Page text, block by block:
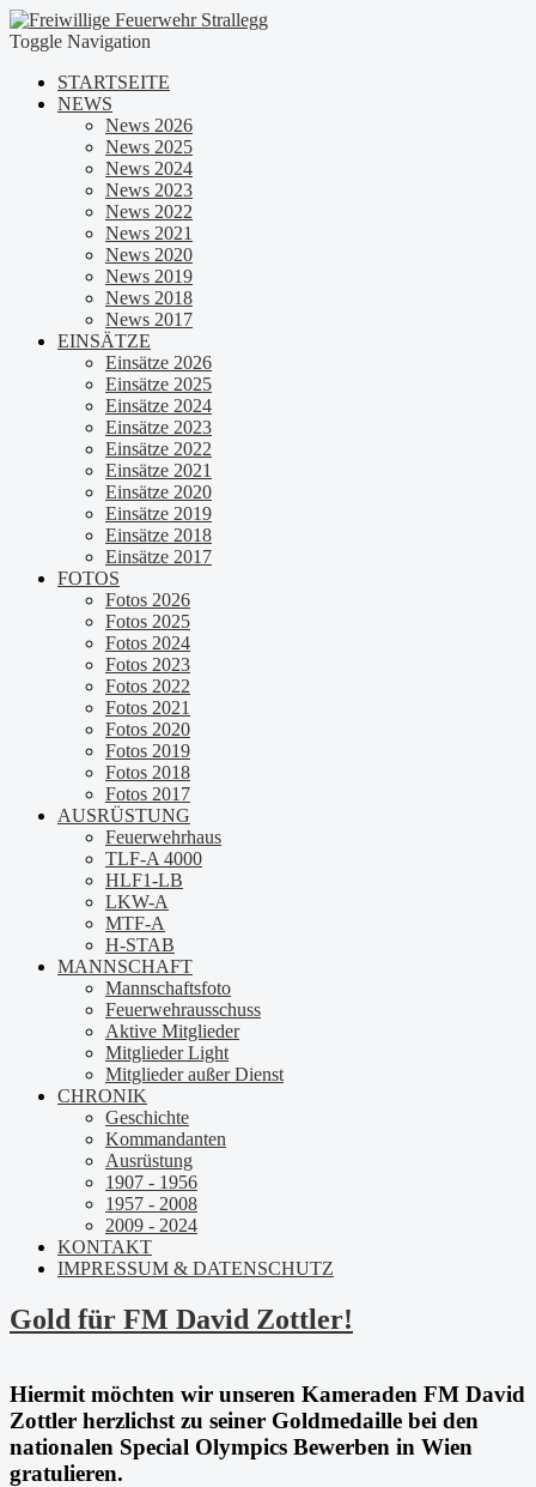
Toggle Navigation
STARTSEITE
NEWS
News 2026
News 2025
News 2024
News 2023
News 2022
News 2021
News 2020
News 2019
News 2018
News 2017
EINSÄTZE
Einsätze 2026
Einsätze 2025
Einsätze 2024
Einsätze 2023
Einsätze 2022
Einsätze 2021
Einsätze 2020
Einsätze 2019
Einsätze 2018
Einsätze 2017
FOTOS
Fotos 2026
Fotos 2025
Fotos 2024
Fotos 2023
Fotos 2022
Fotos 2021
Fotos 2020
Fotos 2019
Fotos 2018
Fotos 2017
AUSRÜSTUNG
Feuerwehrhaus
TLF-A 4000
HLF1-LB
LKW-A
MTF-A
H-STAB
MANNSCHAFT
Mannschaftsfoto
Feuerwehrausschuss
Aktive Mitglieder
Mitglieder Light
Mitglieder außer Dienst
CHRONIK
Geschichte
Kommandanten
Ausrüstung
1907 - 1956
1957 - 2008
2009 - 2024
KONTAKT
IMPRESSUM & DATENSCHUTZ
Gold für FM David Zottler!
Hiermit möchten wir unseren Kameraden FM David
Zottler herzlichst zu seiner Goldmedaille bei den
nationalen Special Olympics Bewerben in Wien
gratulieren.